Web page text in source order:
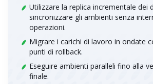
Utilizzare la replica incrementale dei
sincronizzare gli ambienti senza
operazioni.
Migrare i carichi di lavoro in ondate
punti di rollback.
Eseguire ambienti paralleli fino alla
finale.